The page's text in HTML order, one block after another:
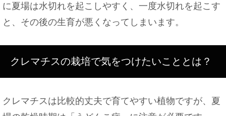
に夏場は水切れを起こしやすく、一度水切れを起こす
と、その後の生育が悪くなってしまいます。
クレマチスの栽培で気をつけたいこととは？
クレマチスは比較的丈夫で育てやすい植物ですが、夏